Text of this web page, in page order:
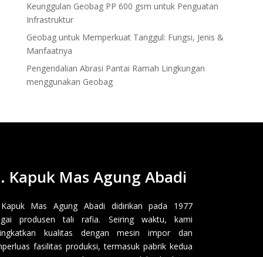
Keunggulan Geobag PP 600 gsm untuk Penguatan
Infrastruktur
Geobag untuk Memperkuat Tanggul: Fungsi, Jenis &
Manfaatnya
Pengendalian Abrasi Pantai Ramah Lingkungan
menggunakan Geobag
Kapuk Mas Agung Abadi
Mas Agung Abadi didirikan pada 1977
produsen tali rafia. Seiring waktu, kami
kualitas dengan mesin impor dan
fasilitas produksi, termasuk pabrik kedua